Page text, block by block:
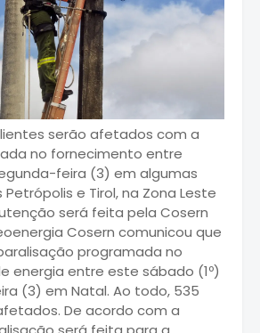
serão afetados com a
no fornecimento entre
feira (3) em algumas
e Tirol, na Zona Leste
será feita pela Cosern
Cosern​ comunicou que
programada no
energia entre este sábado (1º)
(3) em Natal. Ao todo, 535
De acordo com a